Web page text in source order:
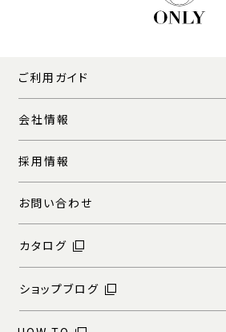
ご利用ガイド
会社情報
採用情報
お問い合わせ
カタログ
ショップブログ